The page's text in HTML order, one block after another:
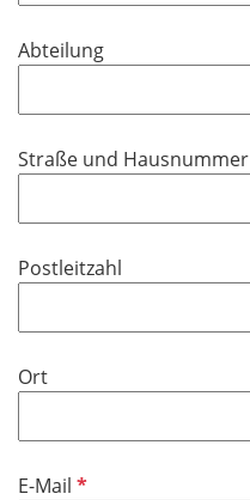
d
e
d
Abteilung
Straße und Hausnummer
Postleitzahl
Ort
E-Mail P